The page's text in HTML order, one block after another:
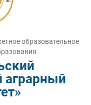
образовательное
аграрный